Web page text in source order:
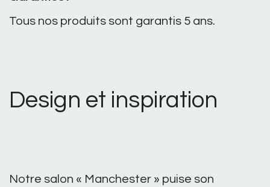
Tous nos produits sont garantis 5 ans.
Design et inspiration
Notre salon « Manchester » puise son